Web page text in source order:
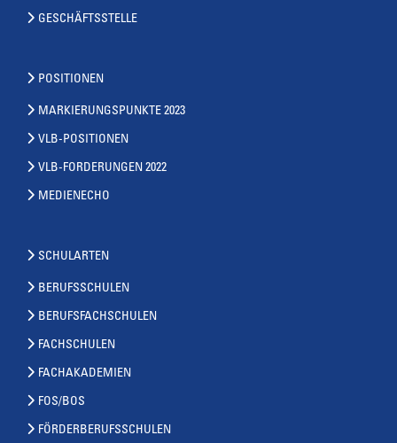
GESCHÄFTSSTELLE
POSITIONEN
MARKIERUNGSPUNKTE 2023
VLB-POSITIONEN
VLB-FORDERUNGEN 2022
MEDIENECHO
SCHULARTEN
BERUFSSCHULEN
BERUFSFACHSCHULEN
FACHSCHULEN
FACHAKADEMIEN
FOS/BOS
FÖRDERBERUFSSCHULEN